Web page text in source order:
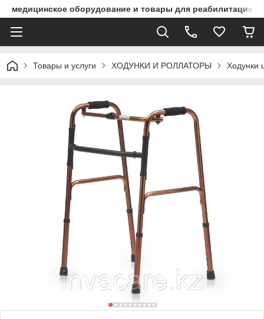
медицинское оборудование и товары для реабилитации
Товары и услуги ХОДУНКИ И РОЛЛАТОРЫ Ходунки